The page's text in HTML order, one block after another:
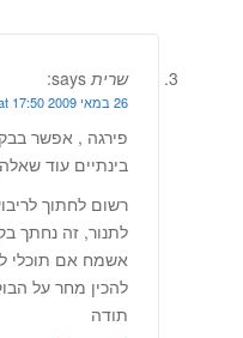
שרית says:
26 במאי 2009 at 17:50
פירגה , אפשר
בינתיים עוד
רשום לחתוך
לתנור, זה נחתך
אשמח אם תוכלי
להכין מחר על
תודה